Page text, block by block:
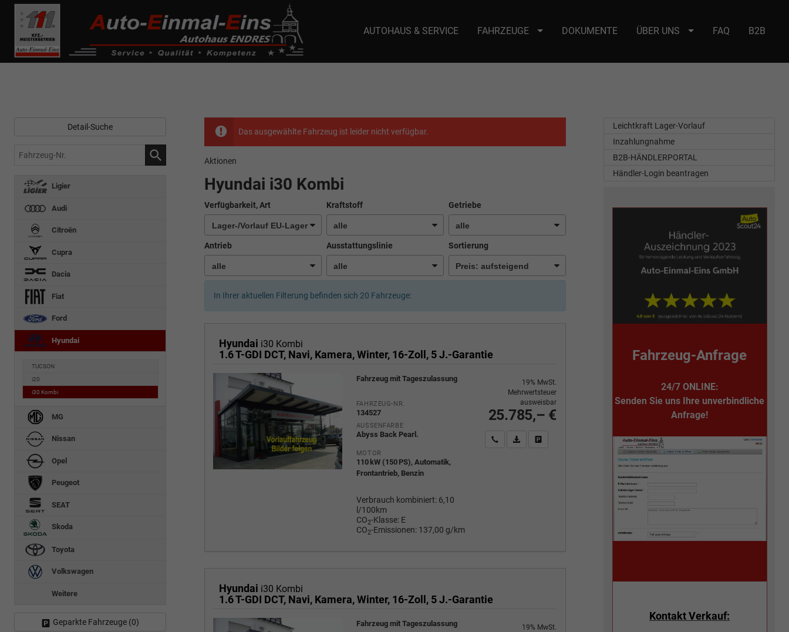
------------ Host Name : selector1._domainkey Points to address or value: selector1-aee-de0k._domainkey.autoeinmaleins.onmicrosoft.com Host Name : selector2._domainkey Points to address or value: selector2-aee-
de0k._domainkey.autoeinmaleins.onmicrosoft.com
AUTOHAUS & SERVICE FAHRZEUGE DOKUMENTE ÜBER UNS FAQ B2B
Das ausgewählte Fahrzeug ist leider nicht verfügbar.
Aktionen
Hyundai i30 Kombi
Verfügbarkeit, Art Kraftstoff Getriebe
Antrieb Ausstattungslinie Sortierung
In Ihrer aktuellen Filterung befinden sich 20 Fahrzeuge:
Hyundai i30 Kombi
1.6 T-GDI DCT, Navi, Kamera, Winter, 16-Zoll, 5 J.-Garantie
Fahrzeug mit Tageszulassung
FAHRZEUG-NR.
134527
AUSSENFARBE
Abyss Back Pearl.
MOTOR
110 kW (150 PS), Automatik,
Frontantrieb, Benzin
Verbrauch kombiniert: 6,10
l/100km
CO2-Klasse: E
CO2-Emissionen: 137,00 g/km
25.785,– €
19% MwSt.
Mehrwertsteuer
ausweisbar
Wir rufen Sie anPDF-Fahrzeugexposé drucken
Fahrzeug drucken, parken oder vergleichen
Hyundai i30 Kombi
1.6 T-GDI DCT, Navi, Kamera, Winter, 16-Zoll, 5 J.-Garantie
Fahrzeug mit Tageszulassung
19% MwSt.
Detail-Suche
Fahrzeug-
Ligier
Audi
Citroën
Cupra
Dacia
Fiat
Ford
Hyundai
TUCSON
i20
i30 Kombi
MG
Nissan
Opel
Peugeot
SEAT
Skoda
Toyota
Volkswagen
Weitere
Geparkte Fahrzeuge (0)
Leichtkraft Lager-Vorlauf
Inzahlungnahme
B2B-HÄNDLERPORTAL
Händler-Login beantragen
Fahrzeug-Anfrage
24/7 ONLINE:
Senden Sie uns Ihre unverbindliche
Anfrage!
Kontakt Verkauf: